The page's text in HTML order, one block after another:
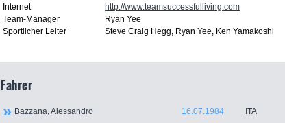
Internet
http://www.teamsuccessfulliving.com
Team-Manager
Ryan Yee
Sportlicher Leiter
Steve Craig Hegg, Ryan Yee, Ken Yamakoshi
Fahrer
Bazzana, Alessandro 16.07.1984
ITA